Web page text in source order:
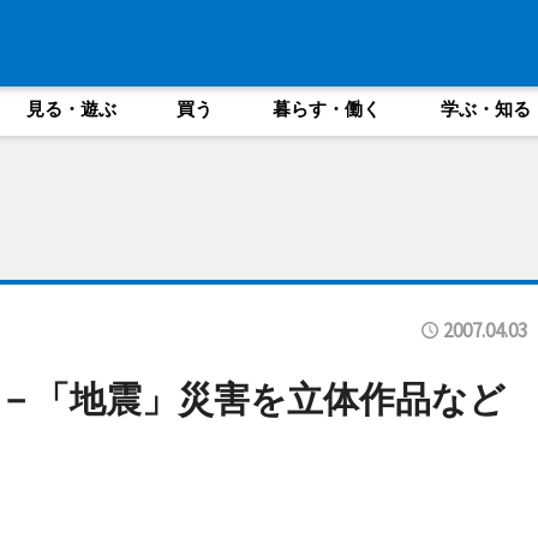
見る・遊ぶ 買う 暮らす・働く 学ぶ・知る
2007.04.03
「地震」災害を立体作品など